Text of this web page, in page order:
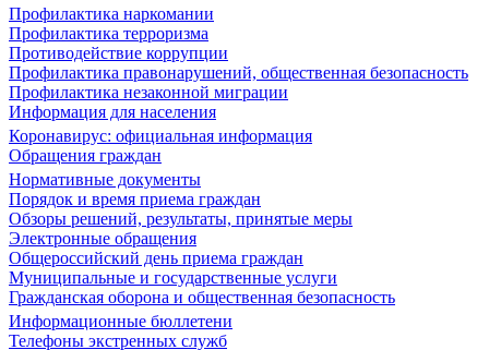
Профилактика наркомании
Профилактика терроризма
Противодействие коррупции
Профилактика правонарушений, общественная безопасность
Профилактика незаконной миграции
Информация для населения
Коронавирус: официальная информация
Обращения граждан
Нормативные документы
Порядок и время приема граждан
Обзоры решений, результаты, принятые меры
Электронные обращения
Общероссийский день приема граждан
Муниципальные и государственные услуги
Гражданская оборона и общественная безопасность
Информационные бюллетени
Телефоны экстренных служб